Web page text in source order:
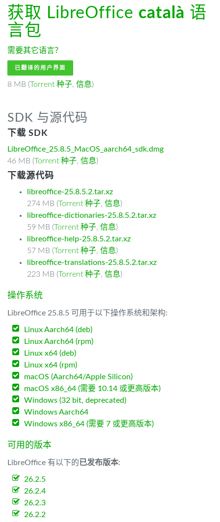
获取 LibreOffice català 语
言包
需要其它语言？
已翻译的用户界面
8 MB (Torrent 种子, 信息)
SDK 与源代码
下载 SDK
LibreOffice_25.8.5_MacOS_aarch64_sdk.dmg
46 MB (Torrent 种子, 信息)
下载源代码
libreoffice-25.8.5.2.tar.xz
274 MB (Torrent 种子, 信息)
libreoffice-dictionaries-25.8.5.2.tar.xz
59 MB (Torrent 种子, 信息)
libreoffice-help-25.8.5.2.tar.xz
57 MB (Torrent 种子, 信息)
libreoffice-translations-25.8.5.2.tar.xz
223 MB (Torrent 种子, 信息)
操作系统
LibreOffice 25.8.5 可用于以下操作系统和架构:
Linux Aarch64 (deb)
Linux Aarch64 (rpm)
Linux x64 (deb)
Linux x64 (rpm)
macOS (Aarch64/Apple Silicon)
macOS x86_64 (需要 10.14 或更高版本)
Windows (32 bit, deprecated)
Windows Aarch64
Windows x86_64 (需要 7 或更高版本)
可用的版本
LibreOffice 有以下的已发布版本:
26.2.5
26.2.4
26.2.3
26.2.2